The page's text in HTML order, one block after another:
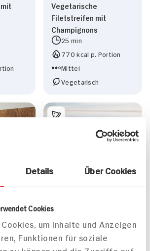
Details Über Cookies
Cookies
um Inhalte und Anzeigen
Funktionen für soziale
Vegetarische
Filetstreifen mit
Champignons
25 min
770 kcal p. Portion
Mittel
Vegetarisch